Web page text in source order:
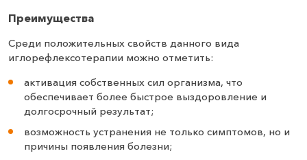
Преимущества
Среди положительных свойств данного вида
иглорефлексотерапии можно отметить:
активация собственных сил организма, что
обеспечивает более быстрое выздоровление и
долгосрочный результат;
возможность устранения не только симптомов, но и
причины появления болезни;